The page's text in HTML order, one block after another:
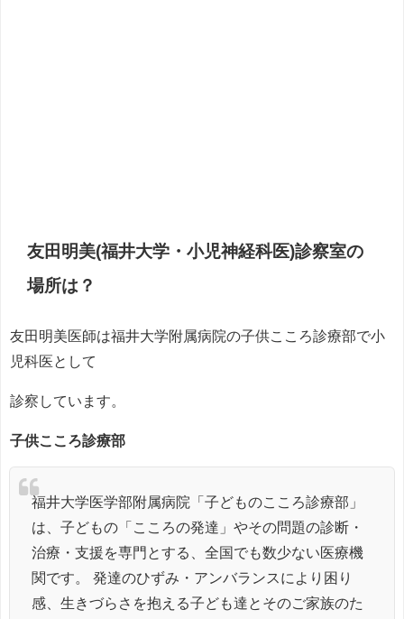
友田明美(福井大学・小児神経科医)診察室の
場所は？
友田明美医師は福井大学附属病院の子供こころ診療部で小
児科医として
診察しています。
子供こころ診療部
福井大学医学部附属病院「子どものこころ診療部」
は、子どもの「こころの発達」やその問題の診断・
治療・支援を専門とする、全国でも数少ない医療機
関です。 発達のひずみ・アンバランスにより困り
感、生きづらさを抱える子ども達とそのご家族のた